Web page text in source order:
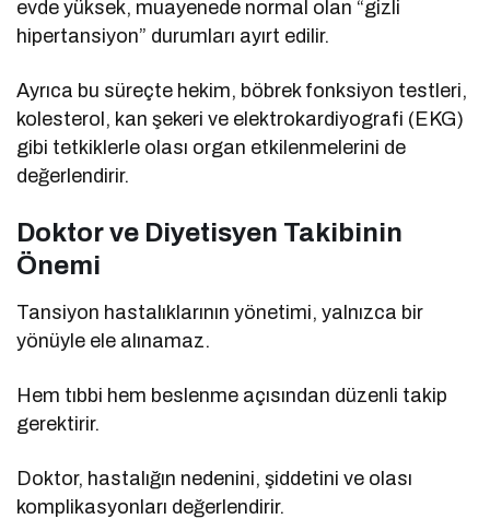
evde yüksek, muayenede normal olan “gizli
hipertansiyon” durumları ayırt edilir.
Ayrıca bu süreçte hekim, böbrek fonksiyon testleri,
kolesterol, kan şekeri ve elektrokardiyografi (EKG)
gibi tetkiklerle olası organ etkilenmelerini de
değerlendirir.
Doktor ve Diyetisyen Takibinin
Önemi
Tansiyon hastalıklarının yönetimi, yalnızca bir
yönüyle ele alınamaz.
Hem tıbbi hem beslenme açısından düzenli takip
gerektirir.
Doktor, hastalığın nedenini, şiddetini ve olası
komplikasyonları değerlendirir.